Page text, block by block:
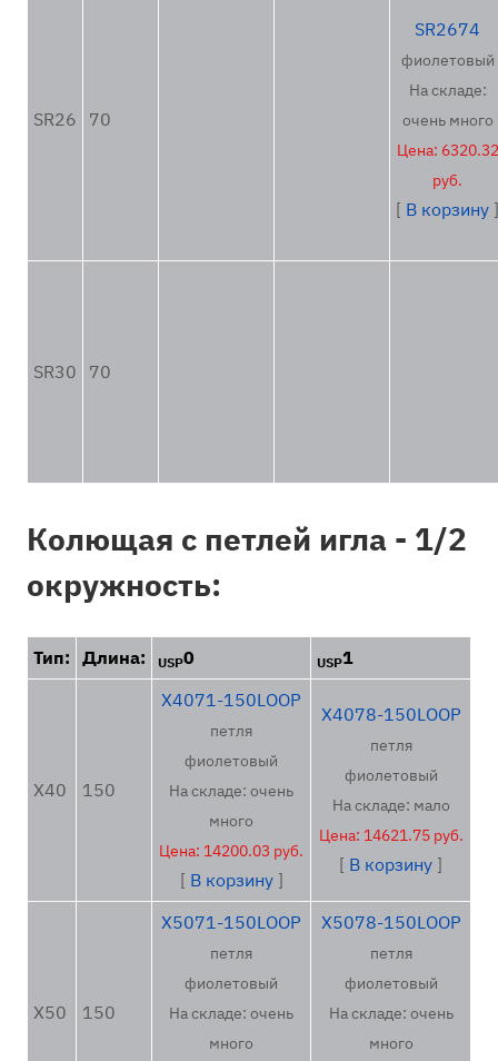
SR26 70
SR2674
фиолетовый
На складе:
очень много
Цена: 6320.32
руб.
[ В корзину ]
SR30 70
Колющая с петлей игла - 1/2
окружность:
Тип: Длина: USP0 USP1
X40 150
X4071-150LOOP
петля
фиолетовый
На складе: очень
много
Цена: 14200.03 руб.
[ В корзину]
X4078-150LOOP
петля
фиолетовый
На складе: мало
Цена: 14621.75 руб.
[ В корзину ]
X50 150
X5071-150LOOP
петля
фиолетовый
На складе: очень
много
X5078-150LOOP
петля
фиолетовый
На складе: очень
много